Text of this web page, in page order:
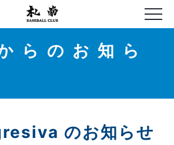
らのお知ら
のお知らせ